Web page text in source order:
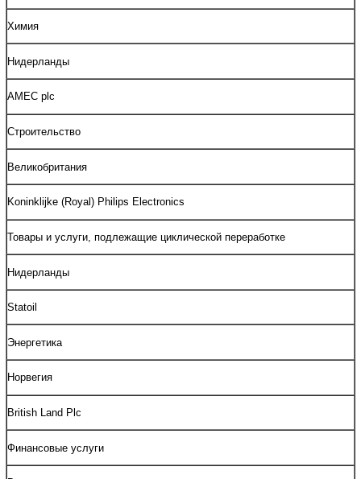
Химия
Нидерланды
AMEC plc
Строительство
Великобритания
Koninklijke (Royal) Philips Electronics
Товары и услуги, подлежащие циклической переработке
Нидерланды
Statoil
Энергетика
Норвегия
British Land Plc
Финансовые услуги